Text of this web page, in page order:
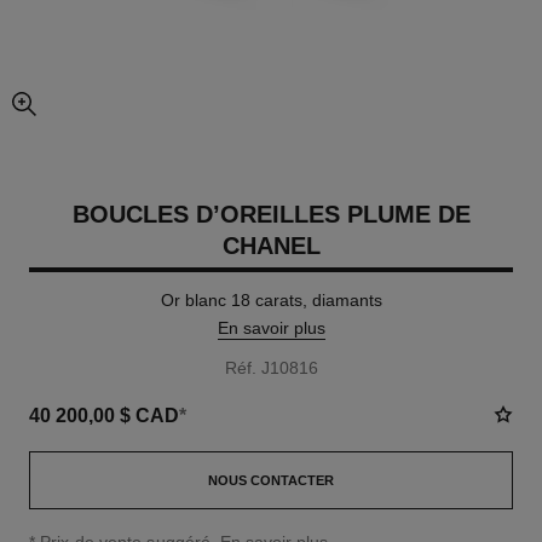
agrandissement
BOUCLES D’OREILLES PLUME DE
CHANEL
Or blanc 18 carats, diamants
En savoir plus
Réf. J10816
40 200,00 $ CAD*
NOUS CONTACTER